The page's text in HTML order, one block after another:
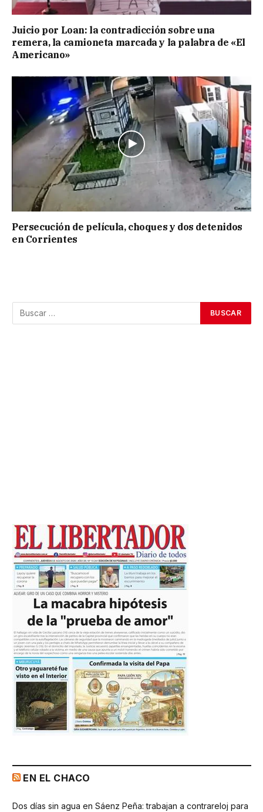
Juicio por Loan: la contradicción sobre una
remera, la camioneta marcada y la palabra de «El
Americano»
Persecución de película, choques y dos detenidos
en Corrientes
EN EL CHACO
Dos días sin agua en Sáenz Peña: trabajan a contrareloj para